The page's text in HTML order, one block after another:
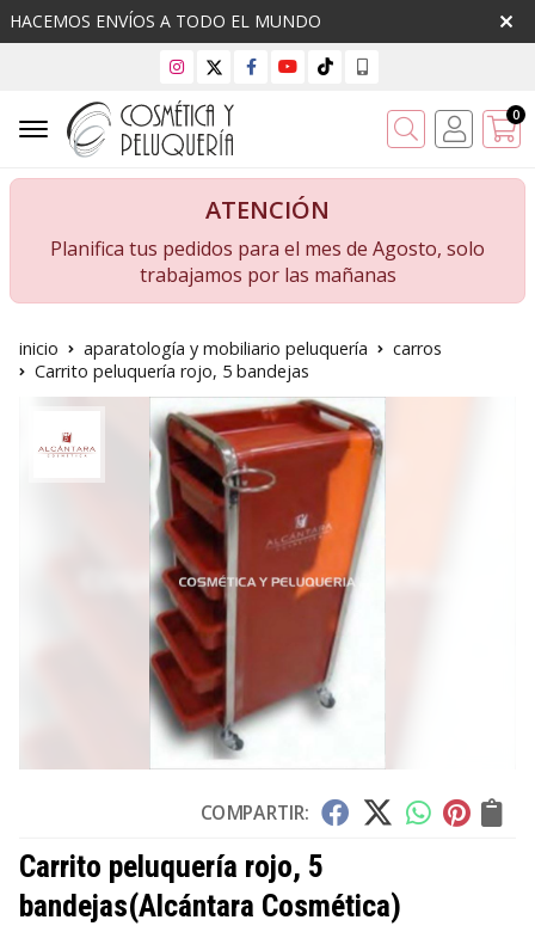
HACEMOS ENVÍOS A TODO EL MUNDO
Buscar 0
ATENCIÓN
Planifica tus pedidos para el mes de Agosto, solo
trabajamos por las mañanas
inicio aparatología y mobiliario peluquería
carros
Carrito peluquería rojo, 5 bandejas
COMPARTIR:
Carrito peluquería rojo, 5
bandejas(Alcántara Cosmética)